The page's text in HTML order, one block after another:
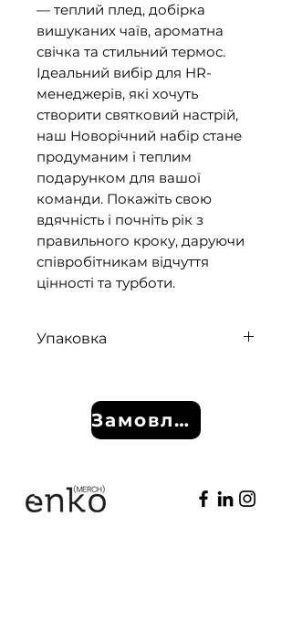
— теплий плед, добірка
вишуканих чаїв, ароматна
свічка та стильний термос.
Ідеальний вибір для HR-
менеджерів, які хочуть
створити святковий настрій,
наш Новорічний набір стане
продуманим і теплим
подарунком для вашої
команди. Покажіть свою
вдячність і почніть рік з
правильного кроку, даруючи
співробітникам відчуття
цінності та турботи.
Упаковка
Замовлення